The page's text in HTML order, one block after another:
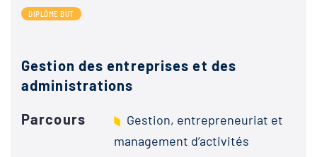
DIPLÔME BUT
Gestion des entreprises et des
administrations
Parcours
Gestion, entrepreneuriat et
management d’activités